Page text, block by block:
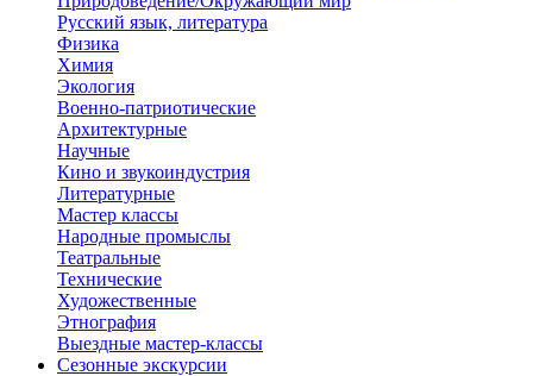
Русский язык, литература
Физика
Химия
Экология
Военно-патриотические
Архитектурные
Научные
Кино и звукоиндустрия
Литературные
Мастер классы
Народные промыслы
Театральные
Технические
Художественные
Этнография
Выездные мастер-классы
Сезонные экскурсии